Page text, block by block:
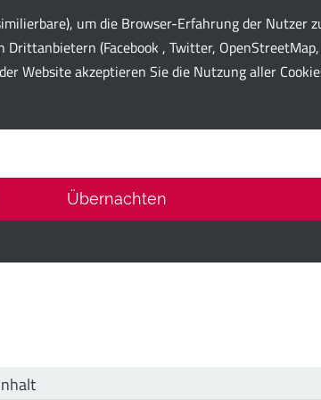
um die Browser-Erfahrung der Nutzer
(Facebook , Twitter,
Website akzeptieren Sie die Nutzung aller
Übernachten